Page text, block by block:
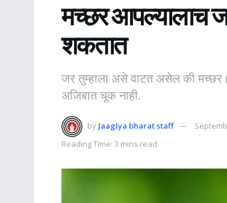
मच्छर आपल्यालाच
शकतात
जर तुम्हाला असे वाटत असेल की मच्छर
अजिबात चूक नाही.
by Jaaglya bharat staff
Reading Time: 3 mins read